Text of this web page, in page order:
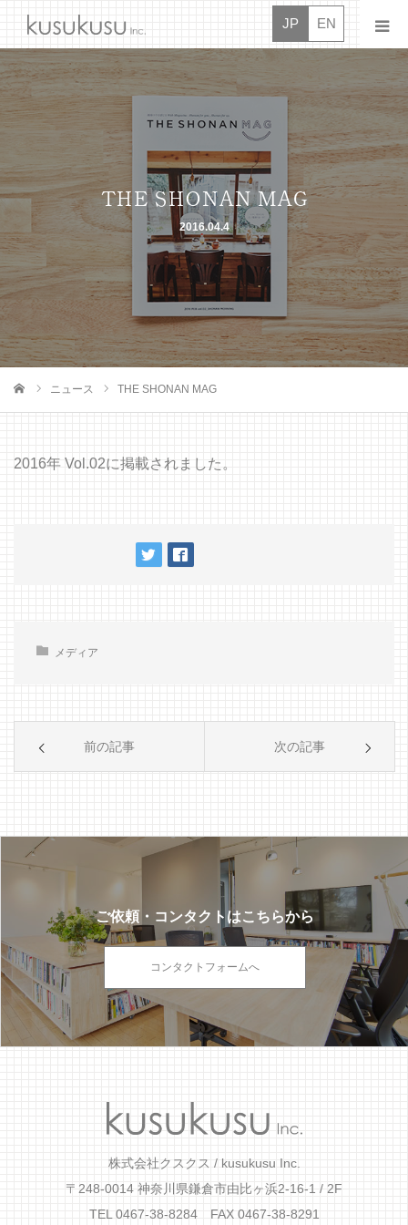
JP EN
THE SHONAN MAG
2016.04.4
ニュース THE SHONAN MAG
2016年 Vol.02に掲載されました。
メディア
前の記事 次の記事
ご依頼・コンタクトはこちらから
コンタクトフォームへ
株式会社クスクス / kusukusu Inc.
〒248-0014 神奈川県鎌倉市由比ヶ浜2-16-1 / 2F
TEL 0467-38-8284 FAX 0467-38-8291
ニュース
クスクス
オシゴト
ドウガ
タイダン
ボシュウ
コンタクト